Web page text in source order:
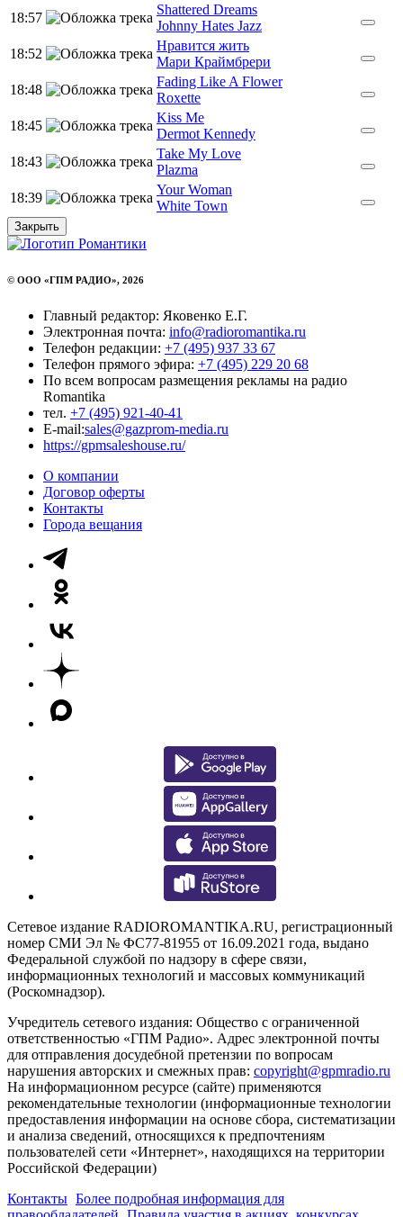
18:57
Shattered Dreams
Johnny Hates Jazz
18:52
Нравится жить
Мари Краймбрери
18:48
Fading Like A Flower
Roxette
18:45
Kiss Me
Dermot Kennedy
18:43
Take My Love
Plazma
18:39
Your Woman
White Town
Закрыть
© ООО «ГПМ РАДИО», 2026
Главный редактор: Яковенко Е.Г.
Электронная почта: info@radioromantika.ru
Телефон редакции: +7 (495) 937 33 67
Телефон прямого эфира: +7 (495) 229 20 68
По всем вопросам размещения рекламы на радио
Romantika
тел. +7 (495) 921-40-41
E-mail:sales@gazprom-media.ru
https://gpmsaleshouse.ru/
О компании
Договор оферты
Контакты
Города вещания
Сетевое издание RADIOROMANTIKA.RU, регистрационный
номер СМИ Эл № ФС77-81955 от 16.09.2021 года, выдано
Федеральной службой по надзору в сфере связи,
информационных технологий и массовых коммуникаций
(Роскомнадзор).
Учредитель сетевого издания: Общество с ограниченной
ответственностью «ГПМ Радио». Адрес электронной почты
для отправления досудебной претензии по вопросам
нарушения авторских и смежных прав: copyright@gpmradio.ru
На информационном ресурсе (сайте) применяются
рекомендательные технологии (информационные технологии
предоставления информации на основе сбора, систематизации
и анализа сведений, относящихся к предпочтениям
пользователей сети «Интернет», находящихся на территории
Российской Федерации)
Контакты Более подробная информация для